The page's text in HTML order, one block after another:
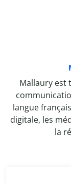
Mallaury est
langue
digitale, les
la